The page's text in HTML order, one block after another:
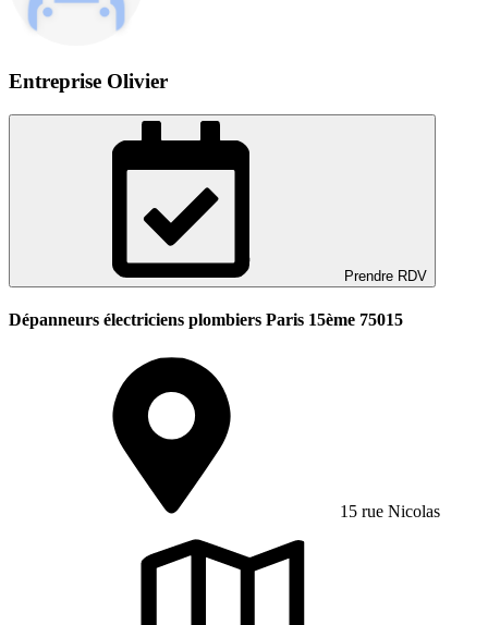
Entreprise Olivier
Prendre RDV
Dépanneurs électriciens plombiers Paris 15ème 75015
15 rue Nicolas